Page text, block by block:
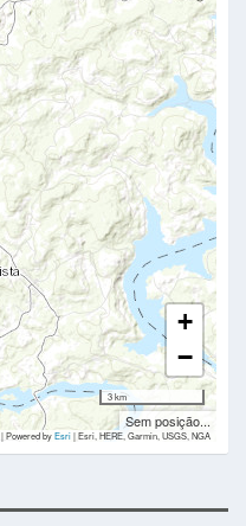
+
−
3 km
Sem posição...
| Powered byEsri|Esri, HERE, Garmin, USGS, NGA